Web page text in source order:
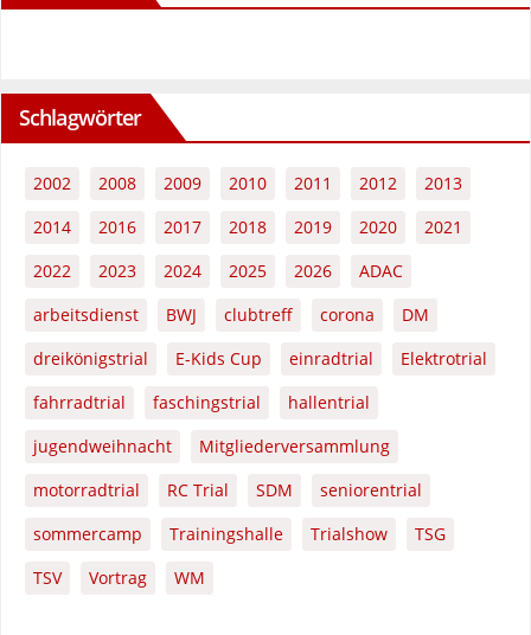
Schlagwörter
2002 2008 2009 2010 2011 2012
2013
2014
2016 2017 2018 2019 2020
2021
2022
2023 2024 2025 2026
ADAC
arbeitsdienst
BWJ clubtreff corona
DM
dreikönigstrial
E-Kids Cup einradtrial
Elektrotrial
fahrradtrial
faschingstrial
hallentrial
jugendweihnacht
Mitgliederversammlung
motorradtrial
RC Trial SDM
seniorentrial
sommercamp
Trainingshalle Trialshow
TSG
TSV
Vortrag WM